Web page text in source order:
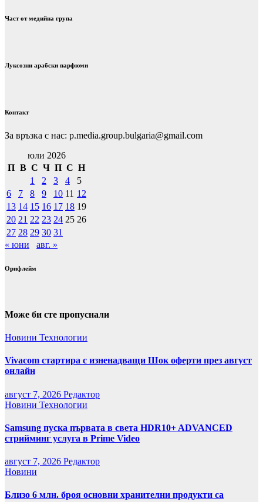
Част от медийна група
Луксозни арабски парфюми
Контакт
За връзка с нас: p.media.group.bulgaria@gmail.com
юли 2026
П В С Ч П С Н
1
2 3 4
5
6
7 8 9 10 11 12
13 14 15 16 17 18 19
20 21 22 23 24 25 26
27 28 29 30 31
« юни
авг. »
Орифлейм
Може би сте пропуснали
Новини Технологии
Vivacom стартира с изненадващи Шок оферти през август
онлайн
август 7, 2026 Редактор
Новини Технологии
Samsung пуска първата в света HDR10+ ADVANCED
стрийминг услуга в Prime Video
август 7, 2026 Редактор
Новини
Близо 6 млн. броя основни хранителни продукти са